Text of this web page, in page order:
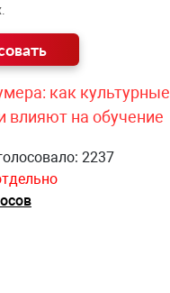
как культурные
влияют на обучение
2237